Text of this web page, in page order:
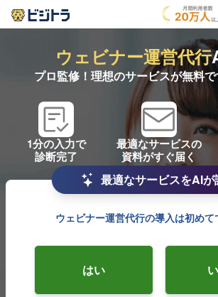
ウェビナー運営代行
プロ監修！理想のサービスが無料で
1分の入力で
診断完了
最適なサービスの
資料がすぐ届く
最適なサービスをAIが
ウェビナー運営代行の導入は初めて
はい